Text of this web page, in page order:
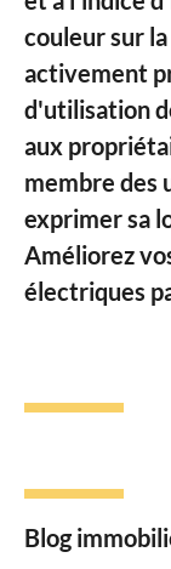
couleur sur
activement
d'utilisation
aux
membre des
exprimer sa
Améliorez
électriques
Blog